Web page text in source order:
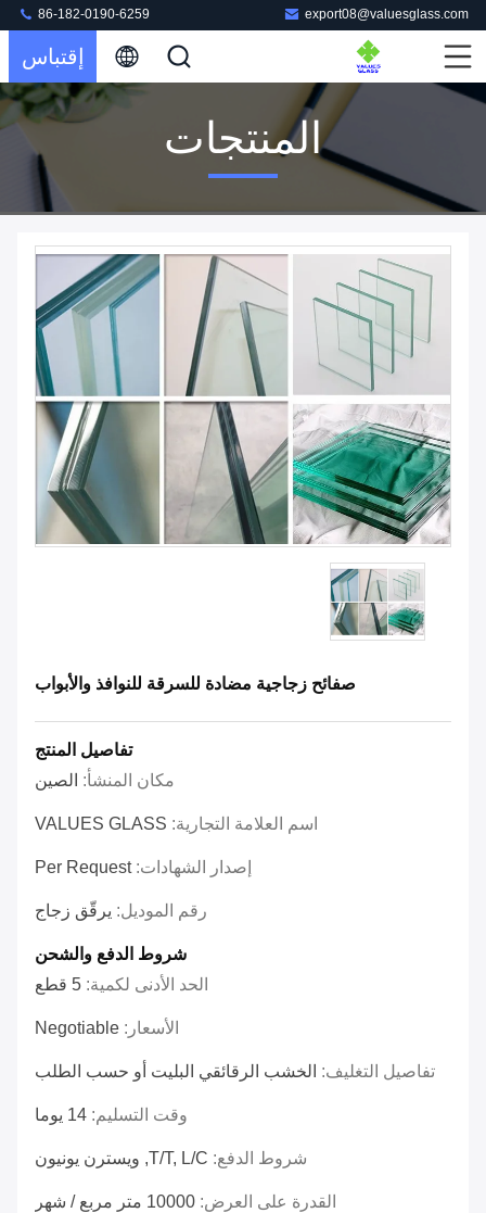
export08@valuesglass.com
86-182-0190-6259
إقتباس
المنتجات
صفائح زجاجية مضادة للسرقة للنوافذ والأبواب
تفاصيل المنتج
مكان المنشأ: الصين
اسم العلامة التجارية: VALUES GLASS
إصدار الشهادات:Per Request
رقم الموديل: يرقّق زجاج
شروط الدفع والشحن
الحد الأدنى لكمية: 5 قطع
الأسعار: Negotiable
تفاصيل التغليف: الخشب الرقائقي البليت أو حسب الطلب
وقت التسليم: 14 يوما
شروط الدفع: T/T, L/C, ويسترن يونيون
القدرة على العرض: 10000 متر مربع / شهر